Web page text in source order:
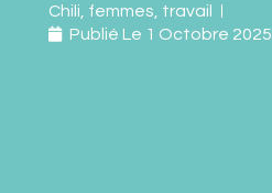
Chili femmes travail
Publié Le 1 Octobre 2025